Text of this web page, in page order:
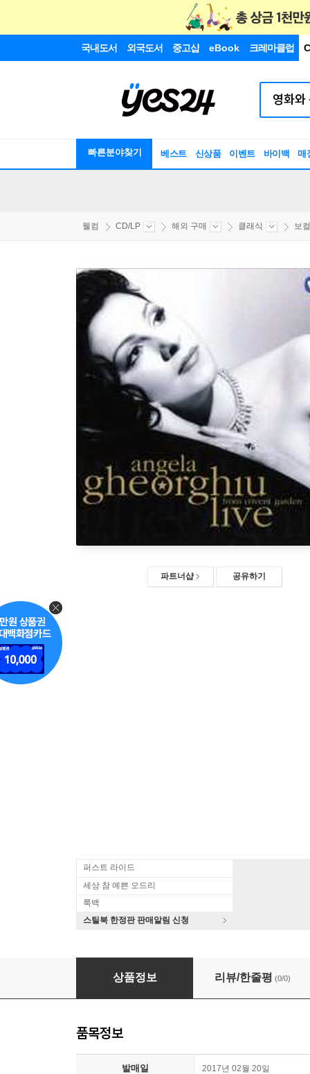
국내도서 외국도서 중고샵 eBook 크레마클럽
빠른분야찾기 베스트 신상품 이벤트 바이백 매
웰컴 CD/LP 해외 구매 클래식 보
파트너샵 공유하기
퍼스트 라이드
세상 참 예쁜 오드리
룩백
스틸북 한정판 판매알림 신청
안젤라 게오르규 - 코벤트 가든 실황 (Angela
상품정보 리뷰/한줄평 (0/0)
품목정보
발매일 2017년 02월 20일